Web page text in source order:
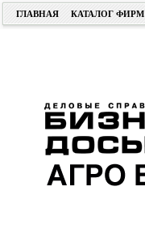
ГЛАВНАЯ КАТАЛОГ ФИРМ